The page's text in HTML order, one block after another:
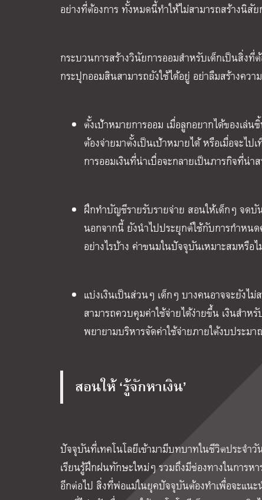
อย่างที่ต้องการ ทั้งหมดนี้ทำให้ไม่สามารถสร้างนิสั
กระบวนการสร้างวินัยการออมสำหรับเด็กเป็นสิ่งที่
กระปุกออมสินสามารถยังใช้ได้อยู่ อย่าลืมสร้างคว
ตั้งเป้าหมายการออม เมื่อลูกอยากได้ของเล่
ต้องจ่ายมาตั้งเป็นเป้าหมายได้ หรือเมื่อจะไป
การออมเงินที่น่าเบื่อจะกลายเป็นภารกิจที่น่
ฝึกทำบัญชีรายรับรายจ่าย สอนให้เด็กๆ จดบั
นอกจากนี้ ยังนำไปประยุกต์ใช้กับการกำหน
อย่างไรบ้าง ค่าขนมในปัจจุบันเหมาะสมหรื
แบ่งเงินเป็นส่วนๆ เด็กๆ บางคนอาจจะยังไ
สามารถควบคุมค่าใช้จ่ายได้ง่ายขึ้น เงินสำห
พยายามบริหารจัดค่าใช้จ่ายภายใต้งบประม
สอนให้ ‘รู้จักหาเงิน’
ปัจจุบันที่เทคโนโลยีเข้ามามีบทบาทในชีวิตประจำ
เรียนรู้ฝึกฝนทักษะใหม่ๆ รวมถึงมีช่องทางในการห
อีกต่อไป สิ่งที่พ่อแม่ในยุคปัจจุบันต้องทำเพื่อจะแนะ